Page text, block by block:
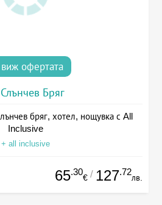
виж офертата
Слънчев Бряг
бряг, хотел, нощувка с All
Inclusive
+ all inclusive
65.30
€ / 127.72
лв.